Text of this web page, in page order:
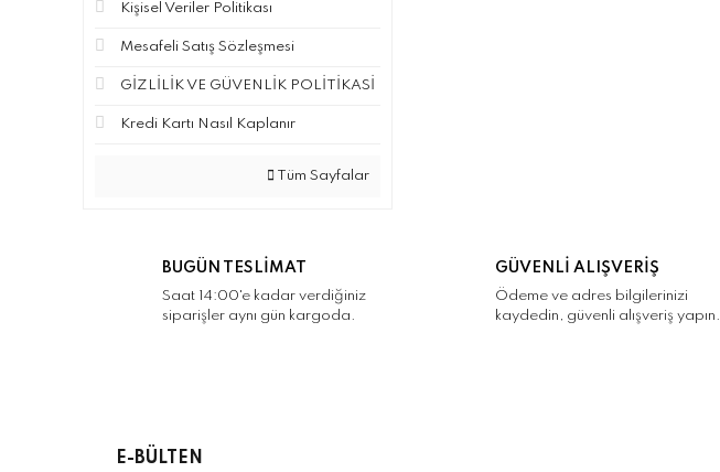
Kişisel Veriler Politikası
Mesafeli Satış Sözleşmesi
GİZLİLİK VE GÜVENLİK POLİTİKASİ
Kredi Kartı Nasıl Kaplanır
Tüm Sayfalar
BUGÜN TESLİMAT
Saat 14:00'e kadar verdiğiniz
siparişler aynı gün kargoda.
GÜVENLİ ALIŞVERİŞ
Ödeme ve adres bilgilerinizi
kaydedin, güvenli alışveriş yapın.
E-BÜLTEN